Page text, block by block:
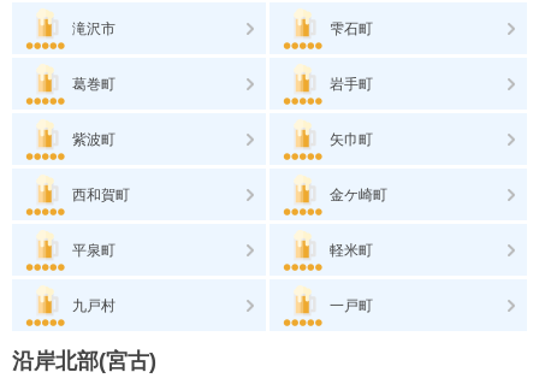
滝沢市 雫石町
葛巻町 岩手町
紫波町 矢巾町
西和賀町 金ケ崎町
平泉町 軽米町
九戸村 一戸町
沿岸北部(宮古)